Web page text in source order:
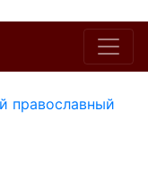
православный